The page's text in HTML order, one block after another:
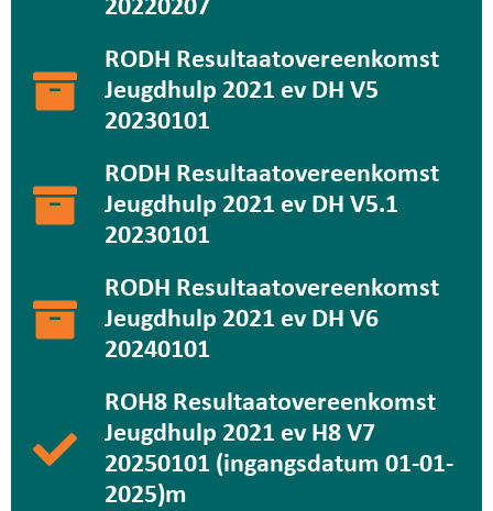
20220207
RODH Resultaatovereenkomst
Jeugdhulp 2021 ev DH V5
20230101
RODH Resultaatovereenkomst
Jeugdhulp 2021 ev DH V5.1
20230101
RODH Resultaatovereenkomst
Jeugdhulp 2021 ev DH V6
20240101
ROH8 Resultaatovereenkomst
Jeugdhulp 2021 ev H8 V7
20250101 (ingangsdatum 01-01-
2025)m